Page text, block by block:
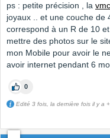
ps : petite précision , la vmc
joyaux .. et une couche de
correspond à un R de 10
mettre des photos sur le
mon Mobile pour avoir le
avoir internet pendant 6
0
Edité 3 fois, la dernière fois il y a